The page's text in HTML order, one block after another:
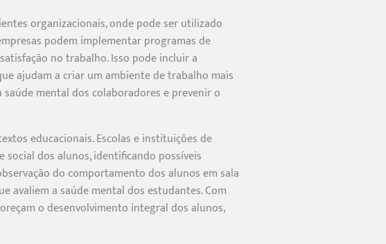
organizacionais, onde pode ser utilizado
podem implementar programas de
no trabalho. Isso pode incluir a
ajudam a criar um ambiente de trabalho mais
mental dos colaboradores e prevenir o
educacionais. Escolas e instituições de
dos alunos, identificando possíveis
do comportamento dos alunos em sala
avaliem a saúde mental dos estudantes. Com
o desenvolvimento integral dos alunos,